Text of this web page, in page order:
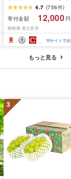
ダブル [選べるロール
数:32・64 ロール] 1.5
巻 45m トイレットペ
パー ダブル パルプ
香りつき 日用品 消耗
備蓄 ふるさと納税 ふ
さと 送料無料 静岡県
4.7 (756件)
寄付金額
12,000
静岡県 富士宮市
10サイトで
もっと見る
3